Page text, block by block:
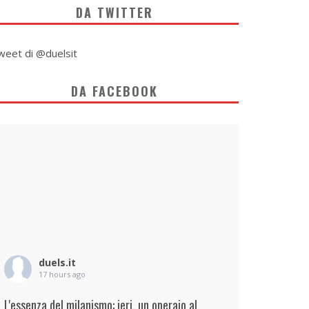
DA TWITTER
di @duelsit
DA FACEBOOK
duels.it
17 hours ago
L'essenza del milanismo: ieri, un operaio al